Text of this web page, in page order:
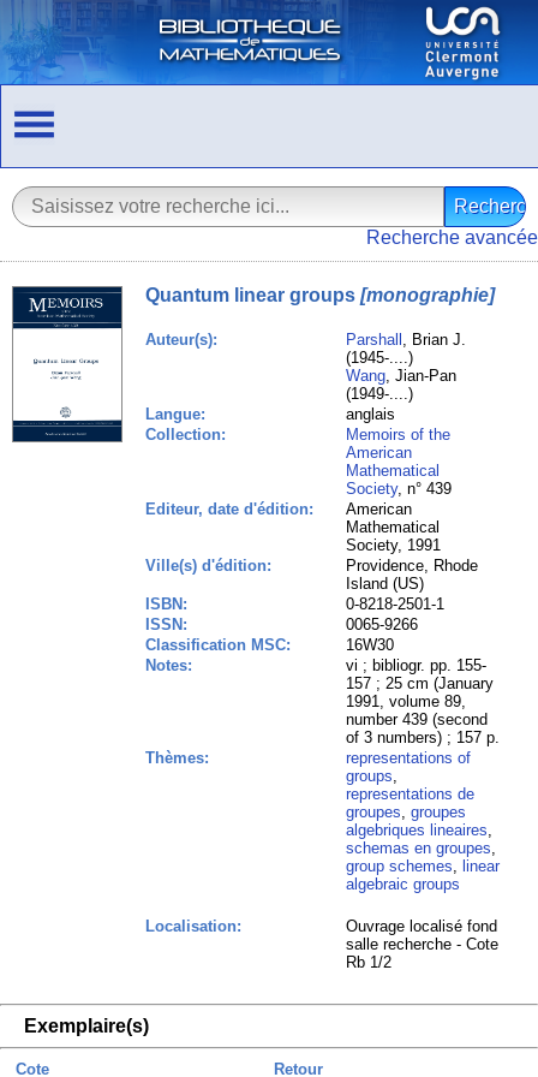
Recherche avancée
Quantum linear groups [monographie]
Auteur(s): Parshall , Brian J.
(1945-....)
Wang, Jian-Pan
(1949-....)
Langue:
anglais
Collection:
Memoirs of the
American
Mathematical
Society, n° 439
Editeur, date d'édition:
American
Mathematical
Society, 1991
Ville(s) d'édition:
Providence, Rhode
Island (US)
ISBN:
0-8218-2501-1
ISSN:
0065-9266
Classification MSC:
16W30
Notes:
vi ; bibliogr. pp. 155-
157 ; 25 cm (January
1991, volume 89,
number 439 (second
of 3 numbers) ; 157 p.
Thèmes:
representations of
groups,
representations de
groupes,groupes
algebriques lineaires,
schemas en groupes,
group schemes, linear
algebraic groups
Localisation:
Ouvrage localisé fond
salle recherche - Cote
Rb 1/2
Exemplaire(s)
Cote Retour